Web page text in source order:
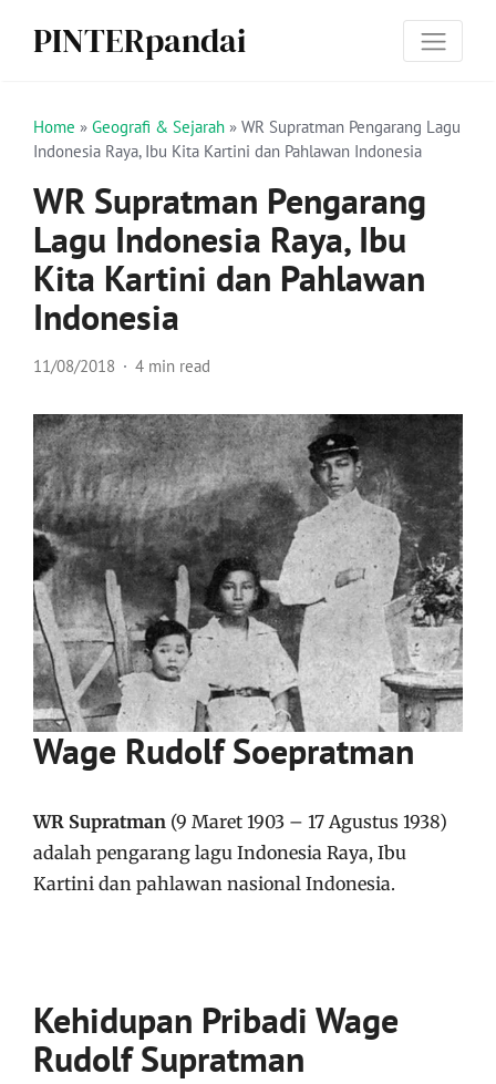
PINTERpandai
Home » Geografi & Sejarah » WR Supratman Pengarang Lagu
Indonesia Raya, Ibu Kita Kartini dan Pahlawan Indonesia
WR Supratman Pengarang
Lagu Indonesia Raya, Ibu
Kita Kartini dan Pahlawan
Indonesia
11/08/2018 4 min read
Wage Rudolf Soepratman
WR Supratman (9 Maret 1903 – 17 Agustus 1938)
adalah pengarang lagu Indonesia Raya, Ibu
Kartini dan pahlawan nasional Indonesia.
Kehidupan Pribadi Wage
Rudolf Supratman